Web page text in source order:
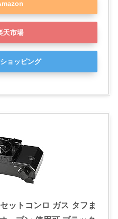
天市場
ョッピング
ットコンロ ガス タフま